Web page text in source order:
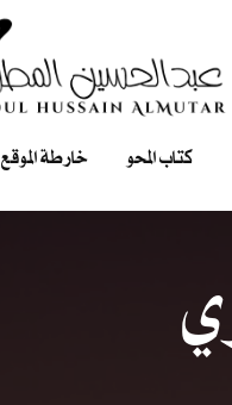
كتاب المحو خارطة الموقع